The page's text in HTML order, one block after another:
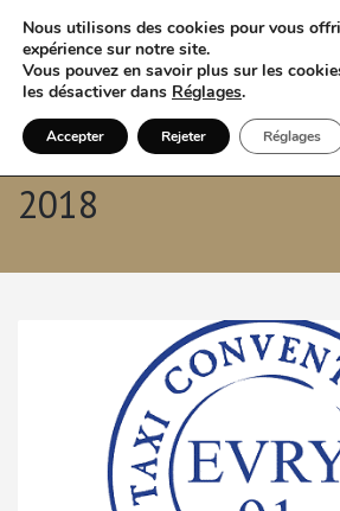
Archives
2018
Nous utilisons des cookies pour vous
expérience sur notre site.
Vous pouvez en savoir plus sur les
les désactiver dans Réglages.
Accepter Rejeter Réglages